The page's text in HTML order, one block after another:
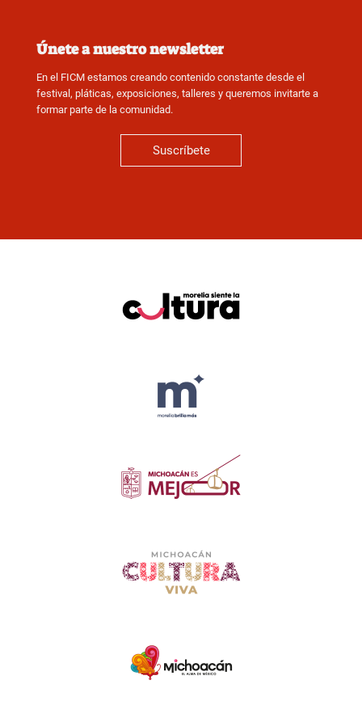
Únete a nuestro newsletter
En el FICM estamos creando contenido constante desde el
festival, pláticas, exposiciones, talleres y queremos invitarte a
formar parte de la comunidad.
Suscríbete